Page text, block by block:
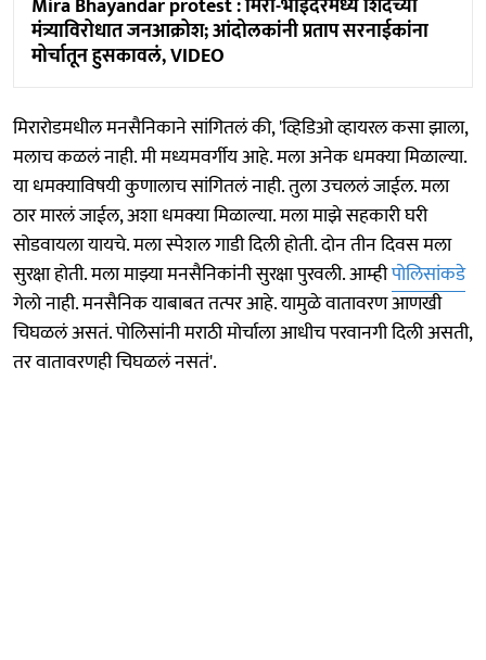
Mira Bhayandar protest : मिरा-भाईंदरमध्ये शिंदेंच्या
मंत्र्याविरोधात जनआक्रोश; आंदोलकांनी प्रताप सरनाईकांना
मोर्चातून हुसकावलं, VIDEO
मिरारोडमधील मनसैनिकाने सांगितलं की, 'व्हिडिओ व्हायरल कसा झाला,
मलाच कळलं नाही. मी मध्यमवर्गीय आहे. मला अनेक धमक्या मिळाल्या.
या धमक्याविषयी कुणालाच सांगितलं नाही. तुला उचललं जाईल. मला
ठार मारलं जाईल, अशा धमक्या मिळाल्या. मला माझे सहकारी घरी
सोडवायला यायचे. मला स्पेशल गाडी दिली होती. दोन तीन दिवस मला
सुरक्षा होती. मला माझ्या मनसैनिकांनी सुरक्षा पुरवली. आम्हीपोलिसांकडे
गेलो नाही. मनसैनिक याबाबत तत्पर आहे. यामुळे वातावरण आणखी
चिघळलं असतं. पोलिसांनी मराठी मोर्चाला आधीच परवानगी दिली असती,
तर वातावरणही चिघळलं नसतं'.